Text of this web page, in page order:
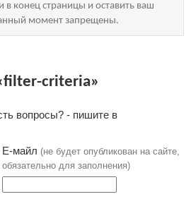
конец страницы и оставить ваш
момент запрещены.
criteria»
вопросы? - пишите в
Е-майл (не будет опубликован на сайте,
обязательно для заполнения)